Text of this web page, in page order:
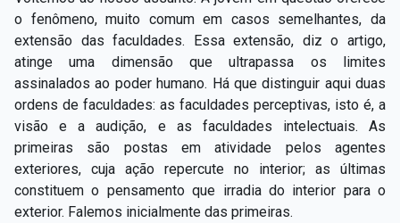
o fenômeno, muito comum em casos semelhantes, da
extensão das faculdades. Essa extensão, diz o artigo,
atinge uma dimensão que ultrapassa os limites
assinalados ao poder humano. Há que distinguir aqui duas
ordens de faculdades: as faculdades perceptivas, isto é, a
visão e a audição, e as faculdades intelectuais. As
primeiras são postas em atividade pelos agentes
exteriores, cuja ação repercute no interior; as últimas
constituem o pensamento que irradia do interior para o
exterior. Falemos inicialmente das primeiras.